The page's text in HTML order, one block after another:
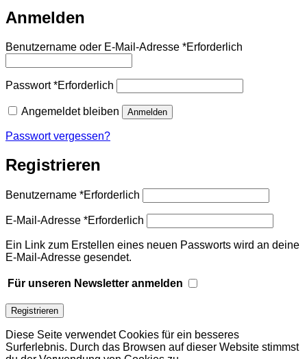
Anmelden
Benutzername oder E-Mail-Adresse *Erforderlich
Passwort*Erforderlich
Angemeldet bleiben Anmelden
Passwort vergessen?
Registrieren
Benutzername *Erforderlich
E-Mail-Adresse *Erforderlich
Ein Link zum Erstellen eines neuen Passworts wird an deine
E-Mail-Adresse gesendet.
Für unseren Newsletter anmelden
Registrieren
Diese Seite verwendet Cookies für ein besseres
Surferlebnis. Durch das Browsen auf dieser Website stimmst